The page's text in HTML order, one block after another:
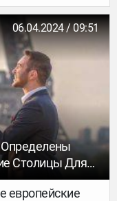
дикой
06.04.2024 / 09:51
Определены
Столицы Для
европейские